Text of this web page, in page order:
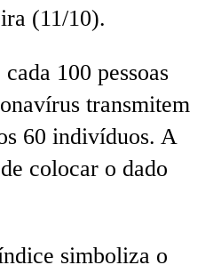
(11/10).
100 pessoas
transmitem
60 indivíduos. A
colocar o dado
simboliza o